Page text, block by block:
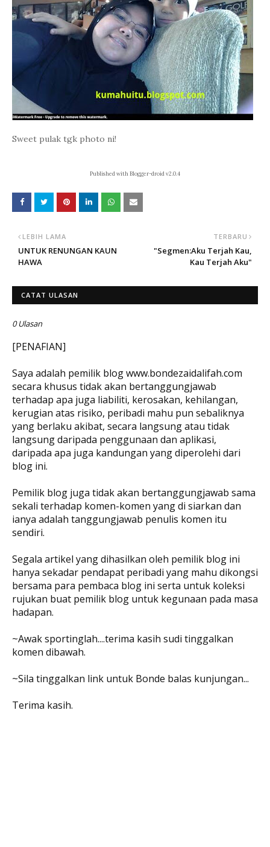
Sweet pulak tgk photo ni!
Published with Blogger-droid v2.0.4
TERBARU
"Segmen:Aku Terjah Kau,
Kau Terjah Aku"
LEBIH LAMA
UNTUK RENUNGAN KAUN
HAWA
CATAT ULASAN
0 Ulasan
[PENAFIAN]
Saya adalah pemilik blog www.bondezaidalifah.com
secara khusus tidak akan bertanggungjawab
terhadap apa juga liabiliti, kerosakan, kehilangan,
kerugian atas risiko, peribadi mahu pun sebaliknya
yang berlaku akibat, secara langsung atau tidak
langsung daripada penggunaan dan aplikasi,
daripada apa juga kandungan yang diperolehi dari
blog ini.
Pemilik blog juga tidak akan bertanggungjawab sama
sekali terhadap komen-komen yang di siarkan dan
ianya adalah tanggungjawab penulis komen itu
sendiri.
Segala artikel yang dihasilkan oleh pemilik blog ini
hanya sekadar pendapat peribadi yang mahu dikongsi
bersama para pembaca blog ini serta untuk koleksi
rujukan buat pemilik blog untuk kegunaan pada masa
hadapan.
~Awak sportinglah....terima kasih sudi tinggalkan
komen dibawah.
~Sila tinggalkan link untuk Bonde balas kunjungan...
Terima kasih.